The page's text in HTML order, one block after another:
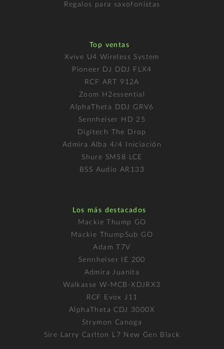
Regalos para saxofonistas
Top ventas
Xvive U4 Wireless System
Pioneer DJ DDJ FLX4
RCF ART 912A
Zoom H2essential
AlphaTheta DDJ GRV6
Sennheiser HD 25
Digitech The Drop
Admira Alba 4/4 Iniciación
Shure SM58 LCE
BSS Audio AR133
Los más destacados
Mackie Thump GO
Mackie ThumpSub GO
Adam T7V
Sennheiser IE 200
Admira Juanita
Walkasse W-MCB-XDJRX3
RCF Evox J11
AlphaTheta CDJ 3000X
Strymon Canoga
Sire Larry Carlton L7 New Gen Black